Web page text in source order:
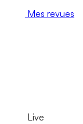
Mes revues
Live